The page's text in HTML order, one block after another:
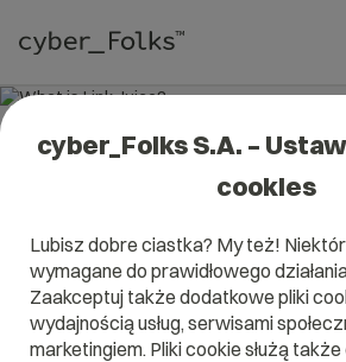
What is Link Juice?
It will help you better understand what
Juiceand what is the meaning to you in
cyber_Folks S.A. –
cookies
Lubisz dobre ciastka? My też!
wymagane do prawidłowego
Zaakceptuj także dodatkowe pliki
wydajnością usług, serwisami
marketingiem. Pliki cookie służą